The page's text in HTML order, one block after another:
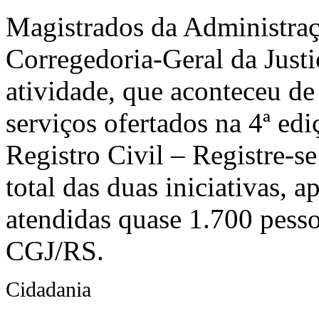
Magistrados da
Corregedoria-Geral da
atividade, que aconteceu
serviços ofertados na 4ª
Registro Civil – Registre-
total das duas iniciativas,
atendidas quase 1.700
CGJ/RS.
Cidadania